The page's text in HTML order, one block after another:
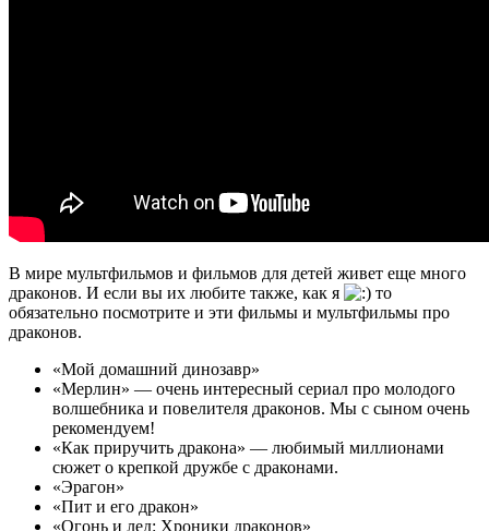
В мире мультфильмов и фильмов для детей живет еще много
драконов. И если вы их любите также, как я
то
обязательно посмотрите и эти фильмы и мультфильмы про
драконов.
«Мой домашний динозавр»
«Мерлин» — очень интересный сериал про молодого
волшебника и повелителя драконов. Мы с сыном очень
рекомендуем!
«Как приручить дракона» — любимый миллионами
сюжет о крепкой дружбе с драконами.
«Эрагон»
«Пит и его дракон»
«Огонь и лед: Хроники драконов»